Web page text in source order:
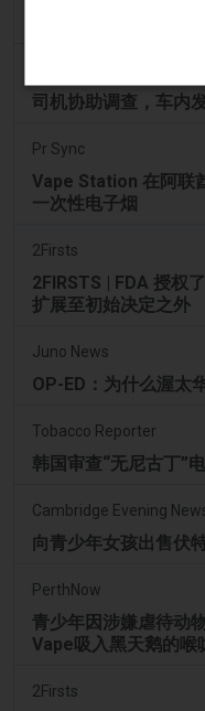
司机协助调查，车内
Pr Sync
Vape Station 在阿联
一次性电子烟
2Firsts
2FIRSTS | FDA 授权
扩展至初始决定之外
Juno News
OP-ED：为什么渥太
Tobacco Reporter
韩国审查“无尼古丁”
Cambridge Evening
向青少年女孩出售伏
PerthNow
青少年因涉嫌虐待动
Vape吸入黑天鹅的喉
2Firsts